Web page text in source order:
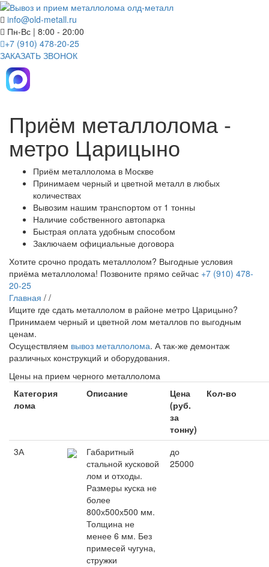
info@old-metall.ru
Пн-Вс | 8:00 - 20:00
+7 (910) 478-20-25
ЗАКАЗАТЬ ЗВОНОК
Приём металлолома -
метро Царицыно
Приём металлолома в Москве
Принимаем черный и цветной металл в любых
количествах
Вывозим нашим транспортом от 1 тонны
Наличие собственного автопарка
Быстрая оплата удобным способом
Заключаем официальные договора
Хотите срочно продать металлолом? Выгодные условия
приёма металлолома! Позвоните прямо сейчас +7 (910) 478-
20-25
Главная / /
Ищите где сдать металлолом в районе метро Царицыно?
Принимаем черный и цветной лом металлов по выгодным
ценам.
Осуществляем вывоз металлолома. А так-же демонтаж
различных конструкций и оборудования.
Цены на прием черного металлолома
Категория
лома
Описание
Цена
(руб.
за
тонну)
Кол-во
3А
Габаритный
стальной кусковой
лом и отходы.
Размеры куска не
более
800х500х500 мм.
Толщина не
менее 6 мм. Без
примесей чугуна,
стружки
до
25000